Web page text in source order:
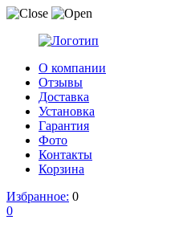
О компании
Отзывы
Доставка
Установка
Гарантия
Фото
Контакты
Корзина
Избранное: 0
0